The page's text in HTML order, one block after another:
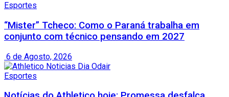
Esportes
“Mister” Tcheco: Como o Paraná trabalha em
conjunto com técnico pensando em 2027
6 de Agosto, 2026
Esportes